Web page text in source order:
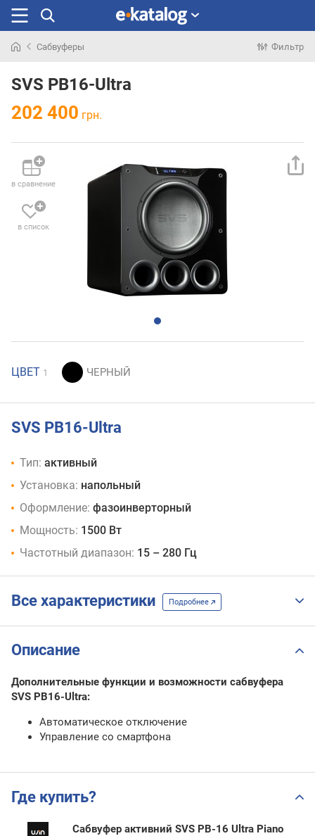
раньше
Сабвуферы Фильтр
SVS PB16-Ultra
202 400 грн.
в сравнение
в список
ЦВЕТ 1
SVS PB16-Ultra
Тип: активный
Установка: напольный
Оформление: фазоинверторный
Мощность: 1500 Вт
Частотный диапазон: 15 – 280 Гц
Все характеристики Подробнее
Описание
Дополнительные функции и возможности сабвуфера
SVS PB16-Ultra:
Автоматическое отключение
Управление со смартфона
Где купить?
Сабвуфер активний SVS PB-16 Ultra Piano